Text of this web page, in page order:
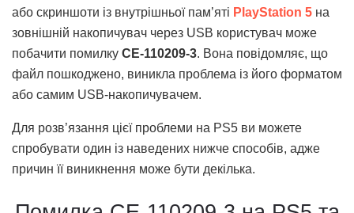
або скриншоти із внутрішньої пам’яті PlayStation 5 на
зовнішній накопичувач через USB користувач може
побачити помилку CE-110209-3. Вона повідомляє, що
файл пошкоджено, виникла проблема із його форматом
або самим USB-накопичувачем.
Для розв’язання цієї проблеми на PS5 ви можете
спробувати один із наведених нижче способів, адже
причин її виникнення може бути декілька.